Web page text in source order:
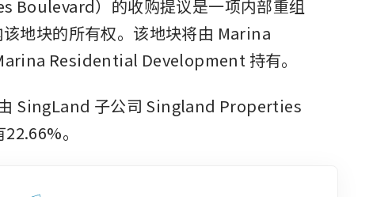
Boulevard）的收购提议是一项内部重组
地块的所有权。该地块将由 Marina
Residential Development 持有。
SingLand 子公司 Singland Properties
。